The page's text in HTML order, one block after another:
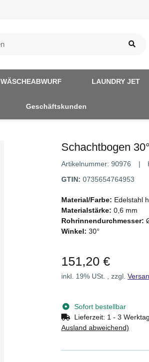
WÄSCHEABWURF LAUNDRY JET
Geschäftskunden
Schachtbogen
Artikelnummer: 90976
GTIN: 0735654764953
Material/Farbe: Edelstahl
Materialstärke: 0,6 mm
Rohrinnendurchmesser:
Winkel: 30°
151,20 €
inkl. 19% USt. , zzgl.
Sofort bestellbar
Lieferzeit: 1 - 3
Ausland abweichend)